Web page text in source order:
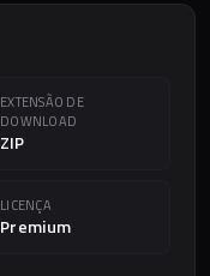
EXTENSÃO DE
DOWNLOAD
ZIP
LICENÇA
Premium